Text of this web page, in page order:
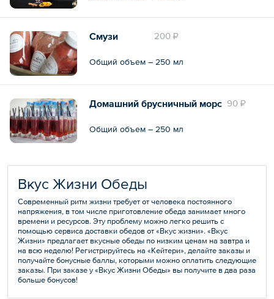
200 ₽
Смузи
Общий объем – 250 мл
90 ₽
Домашний брусничный морс
Общий объем – 250 мл
Вкус Жизни Обеды
Современный ритм жизни требует от человека постоянного
напряжения, в том числе приготовление обеда занимает много
времени и ресурсов. Эту проблему можно легко решить с
помощью сервиса доставки обедов от «Вкус жизни». «Вкус
Жизни» предлагает вкусные обеды по низким ценам на завтра и
на всю неделю! Регистрируйтесь на «Кейтери», делайте заказы и
получайте бонусные баллы, которыми можно оплатить следующие
заказы. При заказе у «Вкус Жизни Обеды» вы получите в два раза
больше бонусов!